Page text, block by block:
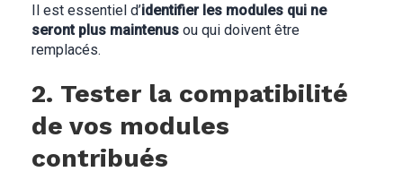
Il est essentiel d’identifier les modules qui ne
seront plus maintenus ou qui doivent être
remplacés.
2. Tester la compatibilité
de vos modules
contribués